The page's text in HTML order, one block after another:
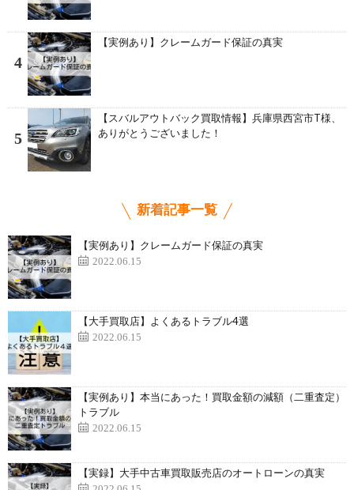
4
【実例あり】クレームガード保証の真実
5
【スバルアウトバック買取情報】兵庫県西宮市T様、
ありがとうございました！
新着記事一覧
【実例あり】クレームガード保証の真実
2022.06.15
【大手買取店】よくあるトラブル4選
2022.06.15
【実例あり】本当にあった！買取金額の減額（二重査定）
トラブル
2022.06.15
【実録】大手中古車買取販売店のオートローンの真実